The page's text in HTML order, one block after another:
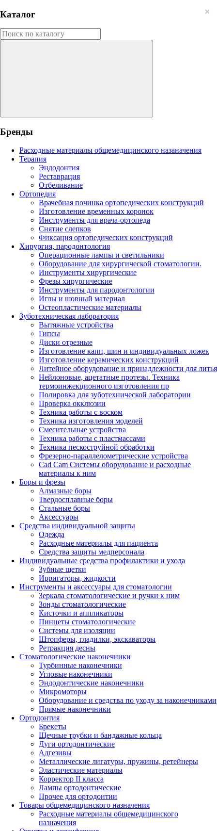
Каталог
Бренды
Расходные материалы общемедицинского назаначения
Терапия
Эндодонтия
Реставрация
Отбеливание
Ортопедия
Врачебная починка ортопедических конструкций
Изготовление временных коронок
Инструменты для врача-ортопеда
Снятие слепков
Фиксация ортопедических конструкций
Хирургия, пародонтология
Операционные лампы и светильники
Оборудование для хирургической стоматологии.
Инструменты хирургические
Фрезы хирургические
Инструменты для пародонтологии
Иглы и шовный материал
Остеопластические материалы
Зуботехническая лаборатория
Вытяжные устройства
Гипсы
Диски отрезные
Изготовление капп, шин и индивидуальных ложек
Изготовление керамических конструкций
Литейное оборудование и принадлежности для литья
Нейлоновые, ацетатные протезы. Техника
термоинжекционного изготовления пр
Полировка для зуботехнической лаборатории
Проверка окклюзии
Техника работы с воском
Техника изготовления моделей
Смесительные устройства
Техника работы с пластмассами
Техника пескоструйной обработки
Фрезерно-параллелометрические устройства
Cad Cam Системы оборудование и расходные
материалы к ним
Боры и фрезы
Алмазные боры
Твердосплавные боры
Стальные боры
Аксессуары
Средства индивидуальной защиты
Одежда
Расходные материалы для пациента
Средства защиты медперсонала
Индивидуальные средства профилактики и ухода
Зубные щетки
Ирригаторы, жидкости
Инструменты и аксессуары для стоматологии
Зеркала стоматологические и ручки к ним
Зонды стоматологические
Кисточки и аппликаторы
Пинцеты стоматологические
Системы для изоляции
Штопферы, гладилки, экскаваторы
Ретракция десны
Стоматологические наконечники
Турбинные наконечники
Угловые наконечники
Эндодонтические наконечники
Микромоторы
Оборудование и средства по уходу за наконечниками
Прямые наконечники
Ортодонтия
Брекеты
Щечные трубки и бандажные кольца
Дуги ортодонтические
Адгезивы
Металлические лигатуры, пружины, ретейнеры
Эластические материалы
Корректор II класса
Лампы ортодонтические
Прочее для ортодонтии
Товары общемедицинского назначения
Расходные материалы общемедицинского
назначения